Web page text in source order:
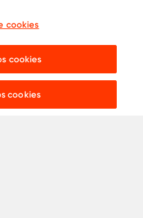
Live chat:
cookies
cookies
cookies